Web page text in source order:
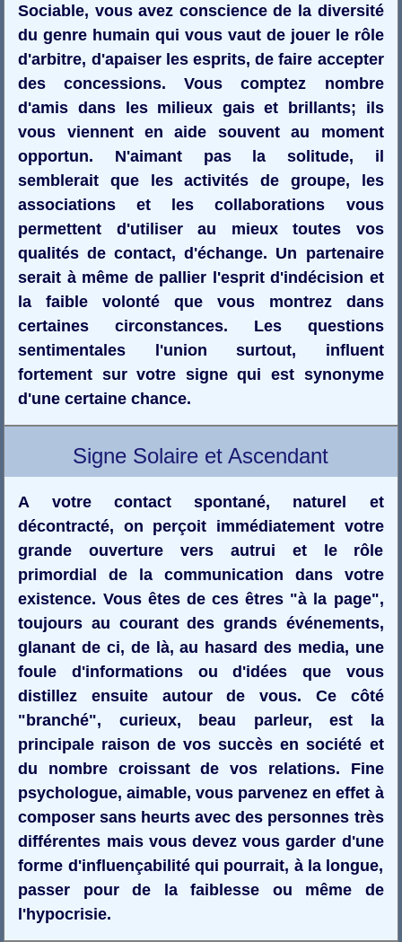
Sociable, vous avez conscience de la diversité
du genre humain qui vous vaut de jouer le rôle
d'arbitre, d'apaiser les esprits, de faire accepter
des concessions. Vous comptez nombre
d'amis dans les milieux gais et brillants; ils
vous viennent en aide souvent au moment
opportun. N'aimant pas la solitude, il
semblerait que les activités de groupe, les
associations et les collaborations vous
permettent d'utiliser au mieux toutes vos
qualités de contact, d'échange. Un partenaire
serait à même de pallier l'esprit d'indécision et
la faible volonté que vous montrez dans
certaines circonstances. Les questions
sentimentales l'union surtout, influent
fortement sur votre signe qui est synonyme
d'une certaine chance.
Signe Solaire et Ascendant
A votre contact spontané, naturel et
décontracté, on perçoit immédiatement votre
grande ouverture vers autrui et le rôle
primordial de la communication dans votre
existence. Vous êtes de ces êtres "à la page",
toujours au courant des grands événements,
glanant de ci, de là, au hasard des media, une
foule d'informations ou d'idées que vous
distillez ensuite autour de vous. Ce côté
"branché", curieux, beau parleur, est la
principale raison de vos succès en société et
du nombre croissant de vos relations. Fine
psychologue, aimable, vous parvenez en effet à
composer sans heurts avec des personnes très
différentes mais vous devez vous garder d'une
forme d'influençabilité qui pourrait, à la longue,
passer pour de la faiblesse ou même de
l'hypocrisie.